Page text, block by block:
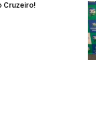
Cruzeiro!